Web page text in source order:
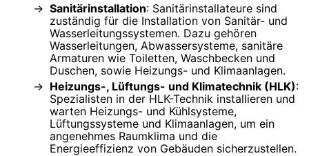
Sanitärinstallation: Sanitärinstallateure sind
zuständig für die Installation von Sanitär- und
Wasserleitungssystemen. Dazu gehören
Wasserleitungen, Abwassersysteme, sanitäre
Armaturen wie Toiletten, Waschbecken und
Duschen, sowie Heizungs- und Klimaanlagen.
Heizungs-, Lüftungs- und Klimatechnik (HLK):
Spezialisten in der HLK-Technik installieren und
warten Heizungs- und Kühlsysteme,
Lüftungssysteme und Klimaanlagen, um ein
angenehmes Raumklima und die
Energieeffizienz von Gebäuden sicherzustellen.